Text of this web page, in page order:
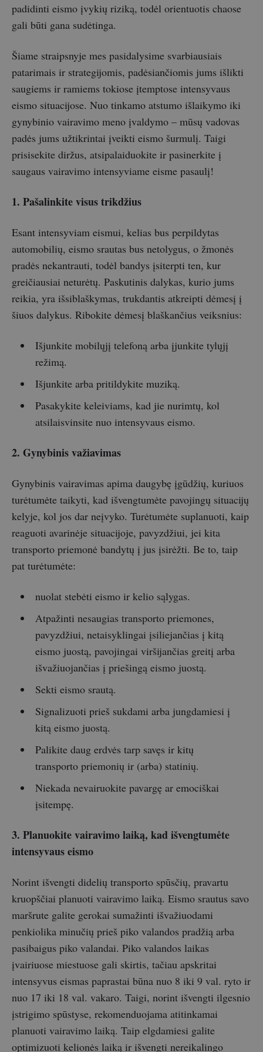
padidinti eismo įvykių riziką, todėl orientuotis chaose
gali būti gana sudėtinga.
Šiame straipsnyje mes pasidalysime svarbiausiais
patarimais ir strategijomis, padėsiančiomis jums išlikti
saugiems ir ramiems tokiose įtemptose intensyvaus
eismo situacijose. Nuo tinkamo atstumo išlaikymo iki
gynybinio vairavimo meno įvaldymo – mūsų vadovas
padės jums užtikrintai įveikti eismo šurmulį. Taigi
prisisekite diržus, atsipalaiduokite ir pasinerkite į
saugaus vairavimo intensyviame eisme pasaulį!
1. Pašalinkite visus trikdžius
Esant intensyviam eismui, kelias bus perpildytas
automobilių, eismo srautas bus netolygus, o žmonės
pradės nekantrauti, todėl bandys įsiterpti ten, kur
greičiausiai neturėtų. Paskutinis dalykas, kurio jums
reikia, yra išsiblaškymas, trukdantis atkreipti dėmesį į
šiuos dalykus. Ribokite dėmesį blaškančius veiksnius:
Išjunkite mobilųjį telefoną arba įjunkite tylųjį
režimą.
Išjunkite arba pritildykite muziką.
Pasakykite keleiviams, kad jie nurimtų, kol
atsilaisvinsite nuo intensyvaus eismo.
2. Gynybinis važiavimas
Gynybinis vairavimas apima daugybę įgūdžių, kuriuos
turėtumėte taikyti, kad išvengtumėte pavojingų situacijų
kelyje, kol jos dar neįvyko. Turėtumėte suplanuoti, kaip
reaguoti avarinėje situacijoje, pavyzdžiui, jei kita
transporto priemonė bandytų į jus įsirėžti. Be to, taip
pat turėtumėte:
nuolat stebėti eismo ir kelio sąlygas.
Atpažinti nesaugias transporto priemones,
pavyzdžiui, netaisyklingai įsiliejančias į kitą
eismo juostą, pavojingai viršijančias greitį arba
išvažiuojančias į priešingą eismo juostą.
Sekti eismo srautą.
Signalizuoti prieš sukdami arba jungdamiesi į
kitą eismo juostą.
Palikite daug erdvės tarp savęs ir kitų
transporto priemonių ir (arba) statinių.
Niekada nevairuokite pavargę ar emociškai
įsitempę.
3. Planuokite vairavimo laiką, kad išvengtumėte
intensyvaus eismo
Norint išvengti didelių transporto spūsčių, pravartu
kruopščiai planuoti vairavimo laiką. Eismo srautus savo
maršrute galite gerokai sumažinti išvažiuodami
penkiolika minučių prieš piko valandos pradžią arba
pasibaigus piko valandai. Piko valandos laikas
įvairiuose miestuose gali skirtis, tačiau apskritai
intensyvus eismas paprastai būna nuo 8 iki 9 val. ryto ir
nuo 17 iki 18 val. vakaro. Taigi, norint išvengti ilgesnio
įstrigimo spūstyse, rekomenduojama atitinkamai
planuoti vairavimo laiką. Taip elgdamiesi galite
optimizuoti kelionės laiką ir išvengti nereikalingo